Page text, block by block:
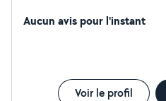
Aucun avis pour l'instant
Voir le profil